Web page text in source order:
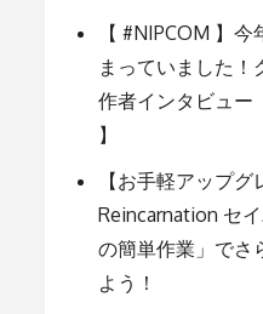
ョ
ン
【 #NIPCOM 】
まっていました
作者インタビュー
】
【お手軽アップグ
Reincarnation セ
の簡単作業」でさ
よう！